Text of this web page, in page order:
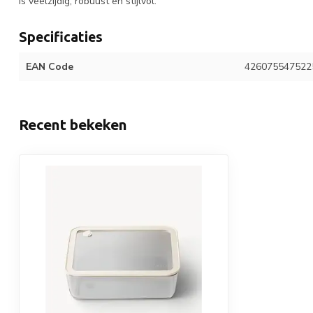
Specificaties
EAN Code
Recent bekeken